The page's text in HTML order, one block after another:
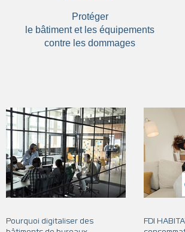
Protéger
le bâtiment et les équipements
contre les dommages
Pourquoi digitaliser des
FDI